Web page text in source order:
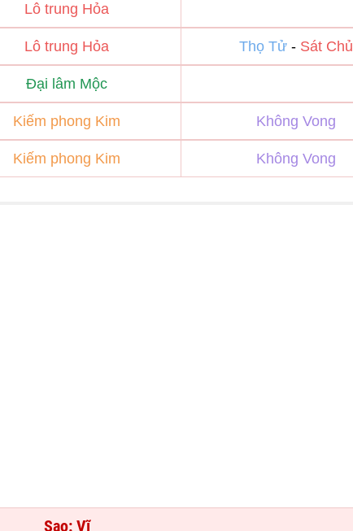
Lô trung Hỏa
Lô trung Hỏa Thọ Tử - Sát Chủ
Đại lâm Mộc
Kiếm phong Kim Không Vong
Kiếm phong Kim Không Vong
Sao: Vĩ